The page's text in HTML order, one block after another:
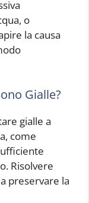
o
la causa
Gialle?
gialle a
come
Risolvere
preservare la